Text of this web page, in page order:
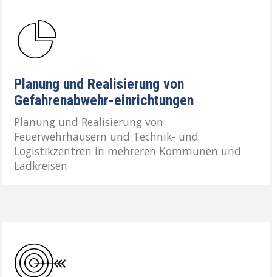
Planung und Realisierung von
Gefahrenabwehr-einrichtungen
Planung und Realisierung von
Feuerwehrhäusern und Technik- und
Logistikzentren in mehreren Kommunen und
Ladkreisen